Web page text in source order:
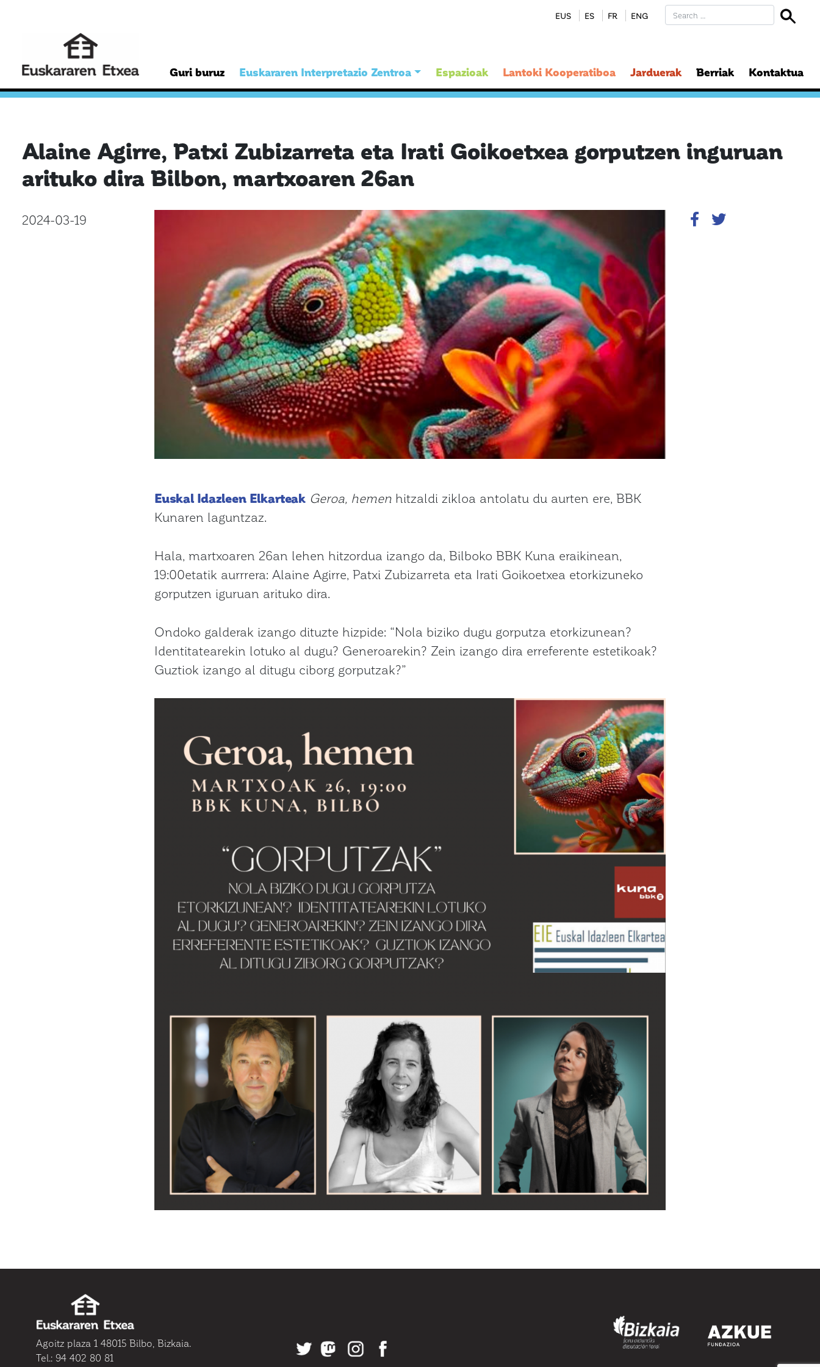
EUS ES FR ENG
Guri buruz Euskararen Interpretazio Zentroa Espazioak Lantoki Kooperatiboa Jarduerak Berriak Kontaktua
Alaine Agirre, Patxi Zubizarreta eta Irati Goikoetxea gorputzen inguruan
arituko dira Bilbon, martxoaren 26an
2024-03-19
Euskal Idazleen Elkarteak Geroa, hemenhitzaldi zikloa antolatu du aurten ere, BBK
Kunaren laguntzaz.
Hala, martxoaren 26an lehen hitzordua izango da, Bilboko BBK Kuna eraikinean,
19:00etatik aurrrera: Alaine Agirre, Patxi Zubizarreta eta Irati Goikoetxea etorkizuneko
gorputzen iguruan arituko dira.
Ondoko galderak izango dituzte hizpide: “Nola biziko dugu gorputza etorkizunean?
Identitatearekin lotuko al dugu? Generoarekin? Zein izango dira erreferente estetikoak?
Guztiok izango al ditugu ciborg gorputzak?”
Agoitz plaza 1 48015 Bilbo, Bizkaia.
Tel.: 94 402 80 81